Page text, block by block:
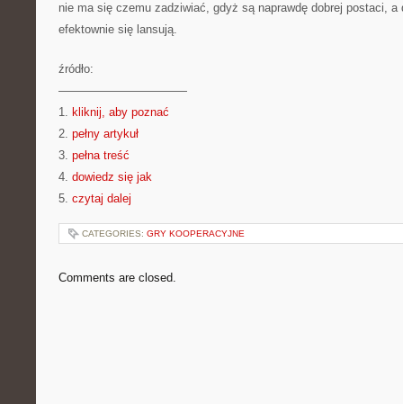
nie ma się czemu zadziwiać, gdyż są naprawdę dobrej postaci, a
efektownie się lansują.
źródło:
———————————
1. kliknij, aby poznać
2. pełny artykuł
3. pełna treść
4. dowiedz się jak
5. czytaj dalej
CATEGORIES: GRY KOOPERACYJNE
Comments are closed.